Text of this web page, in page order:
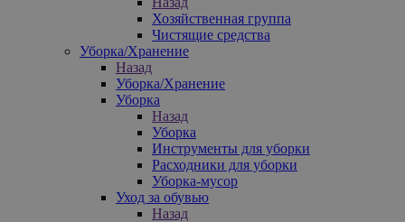
Хозяйственная группа
Чистящие средства
Уборка/Хранение
Назад
Уборка/Хранение
Уборка
Назад
Уборка
Инструменты для уборки
Расходники для уборки
Уборка-мусор
Уход за обувью
Назад